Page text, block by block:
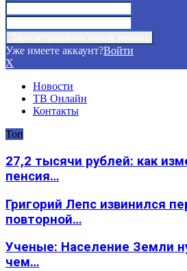
Уже имеете аккаунт?Войти
X
Новости
ТВ Онлайн
Контакты
Топ
27,2 тысячи рублей: как
пенсия…
Григорий Лепс извинился
повторной…
Ученые: Население Земли
чем…